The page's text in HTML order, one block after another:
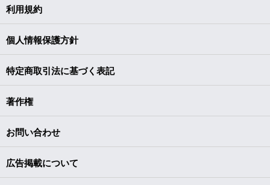
利用規約
個人情報保護方針
特定商取引法に基づく表記
著作権
お問い合わせ
広告掲載について